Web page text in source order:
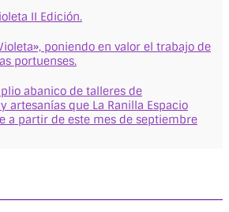
II Edición.
poniendo en valor el trabajo de
portuenses.
abanico de talleres de
artesanías que La Ranilla Espacio
a partir de este mes de septiembre